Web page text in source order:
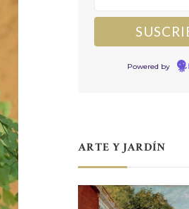
Powered by
ARTE Y JARDÍN